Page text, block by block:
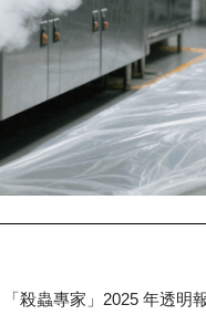
殺蟲專家」 2025 年透明